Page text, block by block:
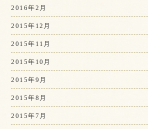
2016年2月
2015年12月
2015年11月
2015年10月
2015年9月
2015年8月
2015年7月